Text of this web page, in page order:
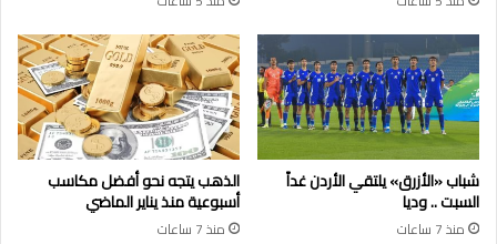
شباب «الأزرق» يلتقي الأردن غداً
السبت .. وديا
منذ 7 ساعات
الذهب يتجه نحو أفضل مكاسب
أسبوعية منذ يناير الماضي
منذ 7 ساعات